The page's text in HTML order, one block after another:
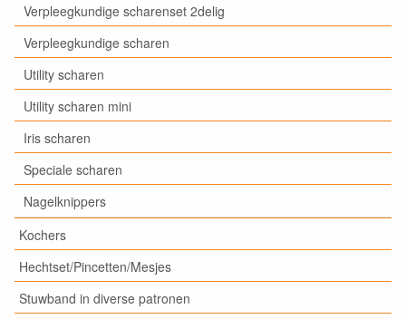
Verpleegkundige scharenset 2delig
Verpleegkundige scharen
Utility scharen
Utility scharen mini
Iris scharen
Speciale scharen
Nagelknippers
Kochers
Hechtset/Pincetten/Mesjes
Stuwband in diverse patronen